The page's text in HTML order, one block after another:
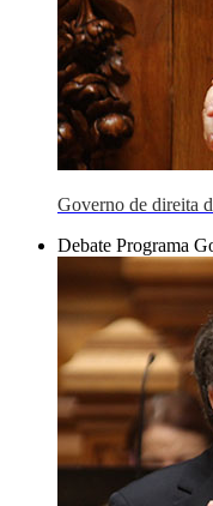
Governo de direita
Debate Programa